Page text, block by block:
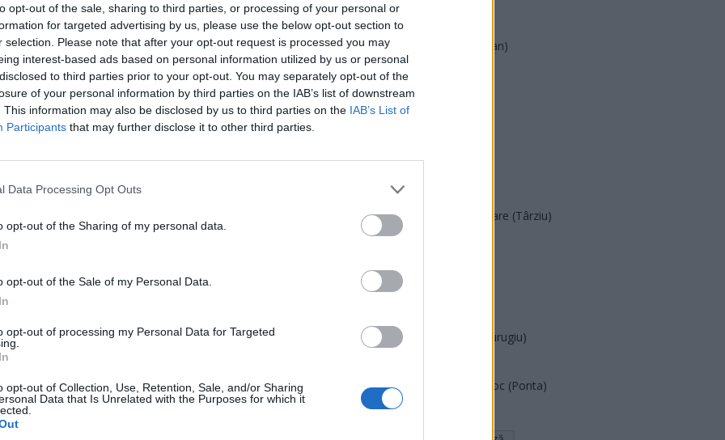
opt-out of the sale, sharing to third parties, or processing of your personal or
for targeted advertising by us, please use the below opt-out section to
selection. Please note that after your opt-out request is processed you may
interest-based ads based on personal information utilized by us or personal
to third parties prior to your opt-out. You may separately opt-out of the
of your personal information by third parties on the IAB’s list of downstream
This information may also be disclosed by us to third parties on the IAB’s List of
Participants that may further disclose it to other third parties.
Data Processing Opt Outs
opt-out of the Sharing of my personal data.
opt-out of the Sale of my Personal Data.
opt-out of processing my Personal Data for Targeted
opt-out of Collection, Use, Retention, Sale, and/or Sharing
Data that Is Unrelated with the Purposes for which it
Europene, nemțoaica Ursula von der
PMP (Tomac)
Forța Dreptei (L. Orban)
PNȚMM
REPER
SENS
PACE (Peia)
Acțiunea Conservatoare (Târziu)
PDF (Lazarus)
PNȚCD (Pavelescu)
Partidul Patrioților (Surugiu)
România pe Primul Loc (Ponta)
Altul